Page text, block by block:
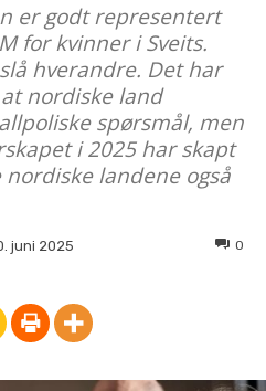
er godt representert
for kvinner i Sveits.
hverandre. Det har
nordiske land
spørsmål, men
i 2025 har skapt
landene også
juni 2025 0